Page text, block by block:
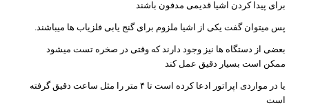
برای پیدا کردن اشیا قدیمی مدفون باشند
پس میتوان گفت یکی از اشیا ملزوم برای گنج یابی فلزیاب ها میباشند.
بعضی از دستگاه ها نیز وجود دارند که وقتی در صخره تست میشود
ممکن است بسیار دقیق عمل کند
یا در مواردی اپراتور ادعا کرده است تا ۴ متر را مثل ساعت دقیق گرفته
است